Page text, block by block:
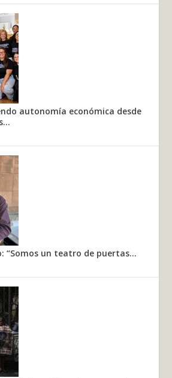
autonomía económica desde
“Somos un teatro de puertas...